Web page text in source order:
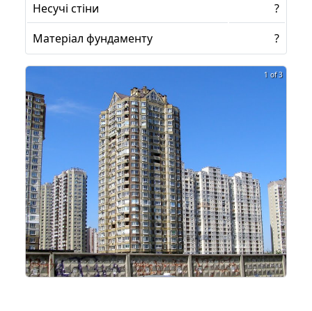
Несучі стіни
?
Матеріал фундаменту
?
1 of 3